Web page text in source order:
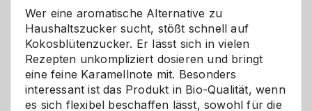
für
Hunde
im
eigenen
Zuhause
Wer eine aromatische Alternative zu
Haushaltszucker sucht, stößt schnell auf
Kokosblütenzucker. Er lässt sich in vielen
Rezepten unkompliziert dosieren und bringt
eine feine Karamellnote mit. Besonders
interessant ist das Produkt in Bio-Qualität, wenn
es sich flexibel beschaffen lässt, sowohl für die